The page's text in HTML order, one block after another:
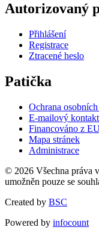
Autorizovaný
Přihlášení
Registrace
Ztracené heslo
Patička
Ochrana
E-mailový
Financováno z
Mapa stránek
Administrace
© 2026 Všechna práva
umožněn pouze se
Created by BSC
Powered by infocount